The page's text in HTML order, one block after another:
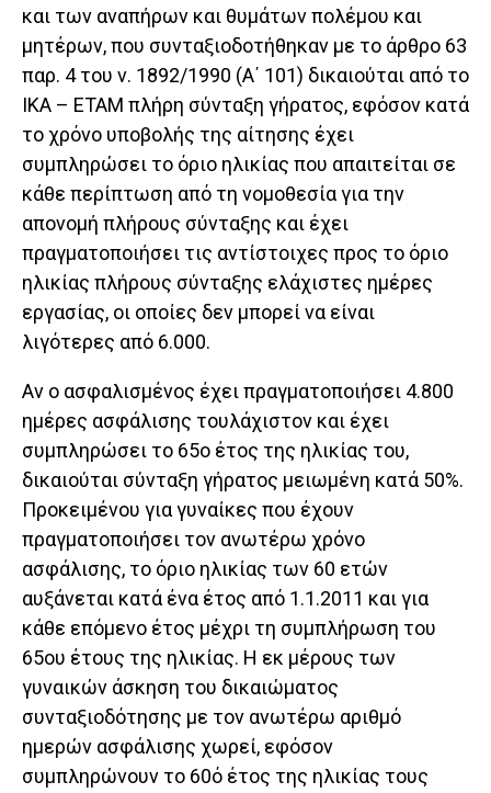
και των αναπήρων και θυμάτων πολέμου και
μητέρων, που συνταξιοδοτήθηκαν με το άρθρο 63
παρ. 4 του ν. 1892/1990 (Α΄ 101) δικαιούται από το
ΙΚΑ – ΕΤΑΜ πλήρη σύνταξη γήρατος, εφόσον κατά
το χρόνο υποβολής της αίτησης έχει
συμπληρώσει το όριο ηλικίας που απαιτείται σε
κάθε περίπτωση από τη νομοθεσία για την
απονομή πλήρους σύνταξης και έχει
πραγματοποιήσει τις αντίστοιχες προς το όριο
ηλικίας πλήρους σύνταξης ελάχιστες ημέρες
εργασίας, οι οποίες δεν μπορεί να είναι
λιγότερες από 6.000.
Αν ο ασφαλισμένος έχει πραγματοποιήσει 4.800
ημέρες ασφάλισης τουλάχιστον και έχει
συμπληρώσει το 65ο έτος της ηλικίας του,
δικαιούται σύνταξη γήρατος μειωμένη κατά 50%.
Προκειμένου για γυναίκες που έχουν
πραγματοποιήσει τον ανωτέρω χρόνο
ασφάλισης, το όριο ηλικίας των 60 ετών
αυξάνεται κατά ένα έτος από 1.1.2011 και για
κάθε επόμενο έτος μέχρι τη συμπλήρωση του
65ου έτους της ηλικίας. Η εκ μέρους των
γυναικών άσκηση του δικαιώματος
συνταξιοδότησης με τον ανωτέρω αριθμό
ημερών ασφάλισης χωρεί, εφόσον
συμπληρώνουν το 60ό έτος της ηλικίας τους